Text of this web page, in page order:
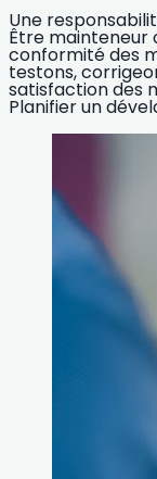
Une
Être mainteneur
conformité des
testons,
satisfaction des
Planifier un